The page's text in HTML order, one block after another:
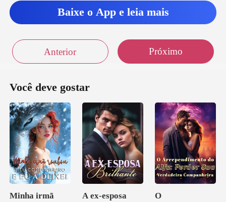
Baixe o App e leia mais
Anterior Próximo
Você deve gostar
Minha irmã
A ex-esposa
O